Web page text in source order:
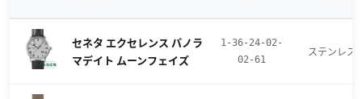
セネタ エクセレンス パノラ
マデイト ムーンフェイズ
1-36-24-02-
02-61
ステンレス